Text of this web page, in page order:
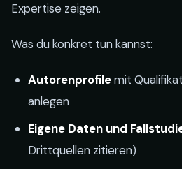
Expertise zeigen.
Was du konkret tun kannst:
Autorenprofilemit
anlegen
Eigene Daten und
Drittquellen zitieren)